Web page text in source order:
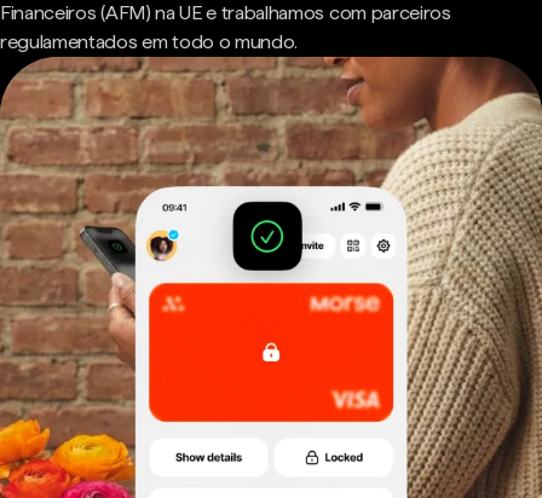
Financeiros (AFM) na UE e trabalhamos com parceiros
regulamentados em todo o mundo.